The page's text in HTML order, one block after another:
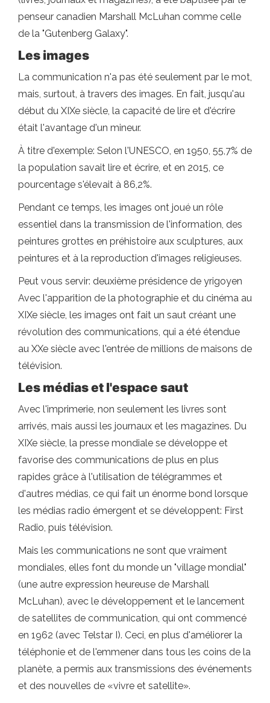
penseur canadien Marshall McLuhan comme celle
de la "Gutenberg Galaxy".
Les images
La communication n'a pas été seulement par le mot,
mais, surtout, à travers des images. En fait, jusqu'au
début du XIXe siècle, la capacité de lire et d'écrire
était l'avantage d'un mineur.
À titre d'exemple: Selon l'UNESCO, en 1950, 55,7% de
la population savait lire et écrire, et en 2015, ce
pourcentage s'élevait à 86,2%.
Pendant ce temps, les images ont joué un rôle
essentiel dans la transmission de l'information, des
peintures grottes en préhistoire aux sculptures, aux
peintures et à la reproduction d'images religieuses.
Peut vous servir: deuxième présidence de yrigoyen
Avec l'apparition de la photographie et du cinéma au
XIXe siècle, les images ont fait un saut créant une
révolution des communications, qui a été étendue
au XXe siècle avec l'entrée de millions de maisons de
télévision.
Les médias et l'espace saut
Avec l'imprimerie, non seulement les livres sont
arrivés, mais aussi les journaux et les magazines. Du
XIXe siècle, la presse mondiale se développe et
favorise des communications de plus en plus
rapides grâce à l'utilisation de télégrammes et
d'autres médias, ce qui fait un énorme bond lorsque
les médias radio émergent et se développent: First
Radio, puis télévision.
Mais les communications ne sont que vraiment
mondiales, elles font du monde un "village mondial"
(une autre expression heureuse de Marshall
McLuhan), avec le développement et le lancement
de satellites de communication, qui ont commencé
en 1962 (avec Telstar I). Ceci, en plus d'améliorer la
téléphonie et de l'emmener dans tous les coins de la
planète, a permis aux transmissions des événements
et des nouvelles de «vivre et satellite».